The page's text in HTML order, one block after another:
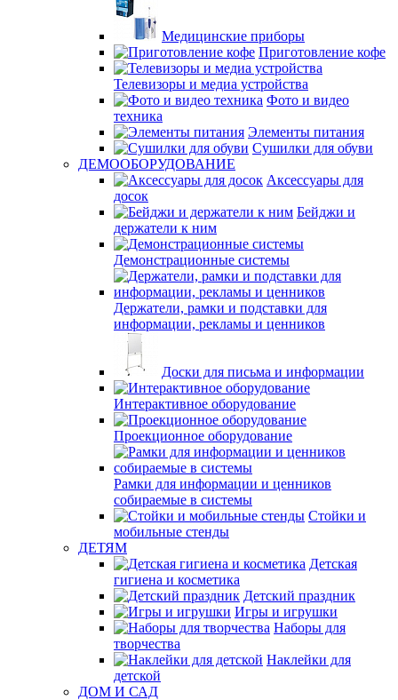
Медицинские приборы
Приготовление кофе
Телевизоры и медиа устройства
Фото и видео
техника
Элементы питания
Сушилки для обуви
ДЕМООБОРУДОВАНИЕ
Аксессуары для
досок
Бейджи и
держатели к ним
Демонстрационные системы
Держатели, рамки и подставки для
информации, рекламы и ценников
Доски для письма и информации
Интерактивное оборудование
Проекционное оборудование
Рамки для информации и ценников
собираемые в системы
Стойки и
мобильные стенды
ДЕТЯМ
Детская
гигиена и косметика
Детский праздник
Игры и игрушки
Наборы для
творчества
Наклейки для
детской
ДОМ И САД